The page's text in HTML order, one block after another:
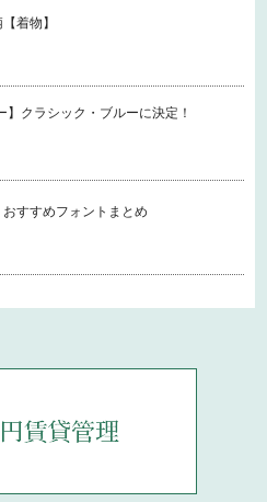
着物】
】クラシック・ブルーに決定！
すすめフォントまとめ